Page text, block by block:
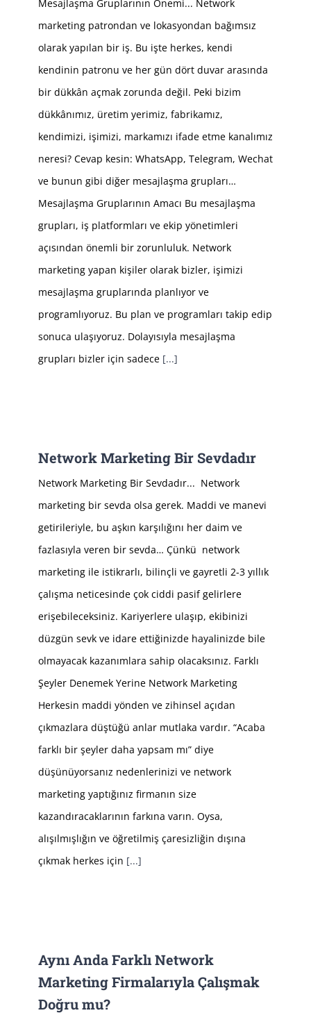
Mesajlaşma Gruplarının Önemi... Network
marketing patrondan ve lokasyondan bağımsız
olarak yapılan bir iş. Bu işte herkes, kendi
kendinin patronu ve her gün dört duvar arasında
bir dükkân açmak zorunda değil. Peki bizim
dükkânımız, üretim yerimiz, fabrikamız,
kendimizi, işimizi, markamızı ifade etme kanalımız
neresi? Cevap kesin: WhatsApp, Telegram, Wechat
ve bunun gibi diğer mesajlaşma grupları…
Mesajlaşma Gruplarının Amacı Bu mesajlaşma
grupları, iş platformları ve ekip yönetimleri
açısından önemli bir zorunluluk. Network
marketing yapan kişiler olarak bizler, işimizi
mesajlaşma gruplarında planlıyor ve
programlıyoruz. Bu plan ve programları takip edip
sonuca ulaşıyoruz. Dolayısıyla mesajlaşma
grupları bizler için sadece [...]
Network Marketing Bir Sevdadır
Network Marketing Bir Sevdadır... Network
marketing bir sevda olsa gerek. Maddi ve manevi
getirileriyle, bu aşkın karşılığını her daim ve
fazlasıyla veren bir sevda… Çünkü network
marketing ile istikrarlı, bilinçli ve gayretli 2-3 yıllık
çalışma neticesinde çok ciddi pasif gelirlere
erişebileceksiniz. Kariyerlere ulaşıp, ekibinizi
düzgün sevk ve idare ettiğinizde hayalinizde bile
olmayacak kazanımlara sahip olacaksınız. Farklı
Şeyler Denemek Yerine Network Marketing
Herkesin maddi yönden ve zihinsel açıdan
çıkmazlara düştüğü anlar mutlaka vardır. “Acaba
farklı bir şeyler daha yapsam mı” diye
düşünüyorsanız nedenlerinizi ve network
marketing yaptığınız firmanın size
kazandıracaklarının farkına varın. Oysa,
alışılmışlığın ve öğretilmiş çaresizliğin dışına
çıkmak herkes için [...]
Aynı Anda Farklı Network
Marketing Firmalarıyla Çalışmak
Doğru mu?